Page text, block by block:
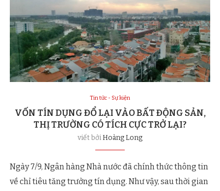
Tin tức - Sự kiện
VỐN TÍN DỤNG ĐỔ LẠI VÀO BẤT ĐỘNG SẢN,
THỊ TRƯỜNG CÓ TÍCH CỰC TRỞ LẠI?
viết bởiHoàng Long
Ngày 7/9, Ngân hàng Nhà nước đã chính thức thông tin
về chỉ tiêu tăng trưởng tín dụng. Như vậy, sau thời gian